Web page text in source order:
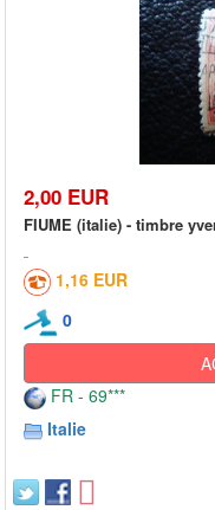
2,00 EUR
FIUME (italie) - timbre
1,16 EUR
0
FR - 69***
Italie